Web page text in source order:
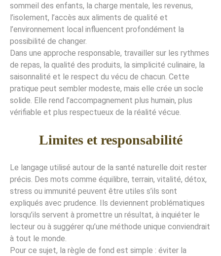
sommeil des enfants, la charge mentale, les revenus,
l’isolement, l’accès aux aliments de qualité et
l’environnement local influencent profondément la
possibilité de changer.
Dans une approche responsable, travailler sur les rythmes
de repas, la qualité des produits, la simplicité culinaire, la
saisonnalité et le respect du vécu de chacun. Cette
pratique peut sembler modeste, mais elle crée un socle
solide. Elle rend l’accompagnement plus humain, plus
vérifiable et plus respectueux de la réalité vécue.
Limites et responsabilité
Le langage utilisé autour de la santé naturelle doit rester
précis. Des mots comme équilibre, terrain, vitalité, détox,
stress ou immunité peuvent être utiles s’ils sont
expliqués avec prudence. Ils deviennent problématiques
lorsqu’ils servent à promettre un résultat, à inquiéter le
lecteur ou à suggérer qu’une méthode unique conviendrait
à tout le monde.
Pour ce sujet, la règle de fond est simple : éviter la